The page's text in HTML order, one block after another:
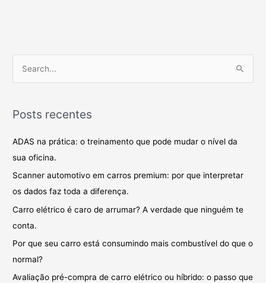
q
p
o
r
:
Posts recentes
ADAS na prática: o treinamento que pode mudar o nível da
sua oficina.
Scanner automotivo em carros premium: por que interpretar
os dados faz toda a diferença.
Carro elétrico é caro de arrumar? A verdade que ninguém te
conta.
Por que seu carro está consumindo mais combustível do que o
normal?
Avaliação pré-compra de carro elétrico ou híbrido: o passo que